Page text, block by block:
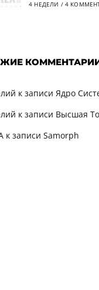
4 НЕДЕЛИ / 4
к записи Ядро
к записи Высшая
к записи Samorph